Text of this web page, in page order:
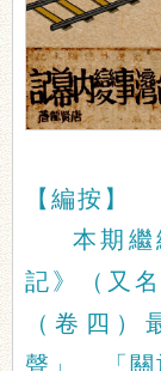
【編按】
本期
記》（又
（卷四
聲」、「關